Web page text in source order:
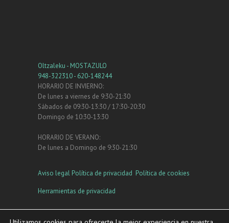
Oltzaleku - MOSTAZULO
948-322310 - 620-148244
HORARIO DE INVIERNO:
De lunes a viernes de 9:30-21:30
Sábados de 09:30-13:30 / 17:30-20:30
Domingo de 10:30-13:30
HORARIO DE VERANO:
De lunes a Domingo de 9:30-21:30
Aviso legal Política de privacidad Política de cookies
Herramientas de privacidad
Instagram
Facebook
YouTube